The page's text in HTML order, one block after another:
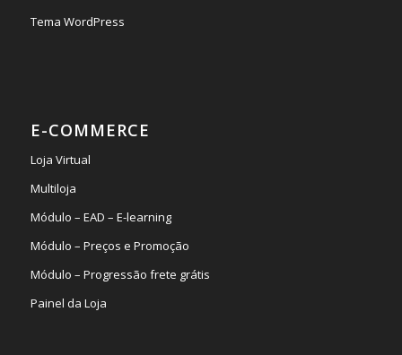
Tema WordPress
E-COMMERCE
Loja Virtual
Multiloja
Módulo – EAD – E-learning
Módulo – Preços e Promoção
Módulo – Progressão frete grátis
Painel da Loja